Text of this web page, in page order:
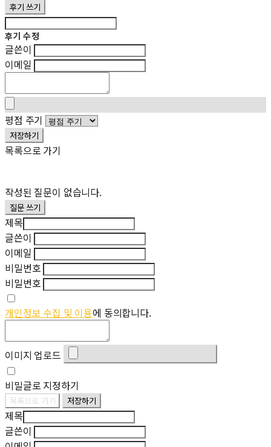
후기 쓰기
후기 수정
글쓴이
이메일
평점 주기
저장하기
목록으로 가기
작성된 질문이 없습니다.
질문 쓰기
제목
글쓴이
이메일
비밀번호
비밀번호
개인정보 수집 및 이용에 동의합니다.
이미지 업로드
비밀글로 지정하기
목록으로 가기 저장하기
제목
글쓴이